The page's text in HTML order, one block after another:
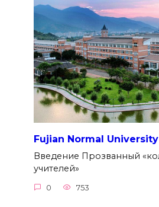
Fujian Normal University
Введение Прозванный
учителей»
0 753